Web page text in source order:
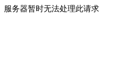
服务器暂时无法处理此请求